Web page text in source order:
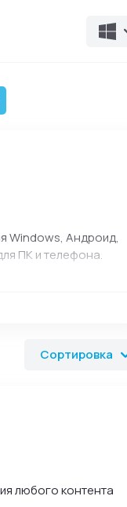
Windows, Андроид,
ПК и телефона.
Сортировка
любого контента